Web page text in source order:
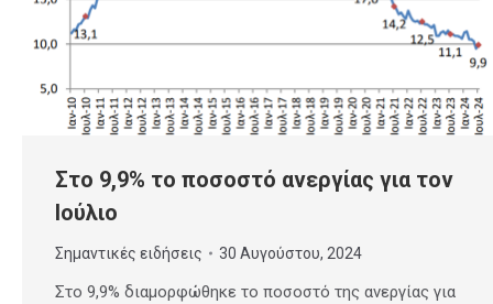
Στο 9,9% το ποσοστό ανεργίας για τον
Ιούλιο
Σημαντικές ειδήσεις 30 Αυγούστου, 2024
Στο 9,9% διαμορφώθηκε το ποσοστό της ανεργίας για